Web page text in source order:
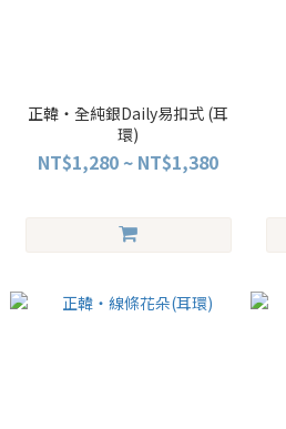
正韓・全純銀Daily易扣式 (耳
環)
NT$1,280 ~ NT$1,380